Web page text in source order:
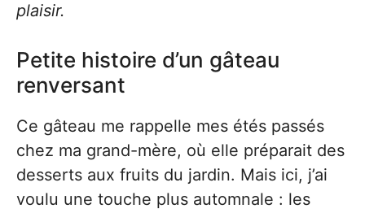
plaisir.
Petite histoire d’un gâteau
renversant
Ce gâteau me rappelle mes étés passés
chez ma grand-mère, où elle préparait des
desserts aux fruits du jardin. Mais ici, j’ai
voulu une touche plus automnale : les